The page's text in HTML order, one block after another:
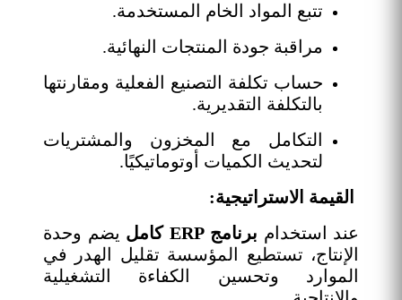
تتبع المواد الخام المستخدمة.
مراقبة جودة المنتجات النهائية.
حساب تكلفة التصنيع الفعلية ومقارنتها
بالتكلفة التقديرية.
التكامل مع المخزون والمشتريات
لتحديث الكميات أوتوماتيكيًا.
القيمة الاستراتيجية:
عند استخدام برنامج ERP كامل
يضم وحدة
الإنتاج، تستطيع المؤسسة تقليل الهدر في
الموارد وتحسين الكفاءة التشغيلية